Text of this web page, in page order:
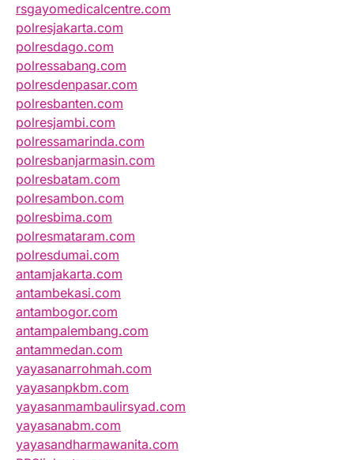
rsgayomedicalcentre.com
polresjakarta.com
polresdago.com
polressabang.com
polresdenpasar.com
polresbanten.com
polresjambi.com
polressamarinda.com
polresbanjarmasin.com
polresbatam.com
polresambon.com
polresbima.com
polresmataram.com
polresdumai.com
antamjakarta.com
antambekasi.com
antambogor.com
antampalembang.com
antammedan.com
yayasanarrohmah.com
yayasanpkbm.com
yayasanmambaulirsyad.com
yayasanabm.com
yayasandharmawanita.com